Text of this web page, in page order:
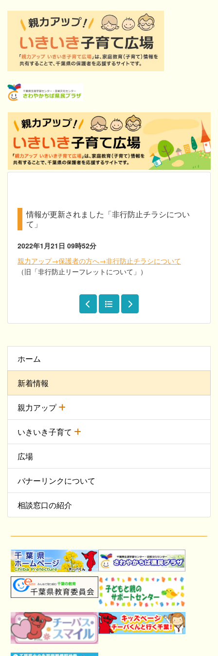
ホーム
新着情報
親力アップ
いきいき子育て
広場
バナーリンクについて
相談窓口の紹介
情報が更新されました「非行防止チラシについ
て」
2022年1月21日 09時52分
親力アップ→保護者の方へ→非行防止チラシについて
（旧「非行防止リーフレットについて」）